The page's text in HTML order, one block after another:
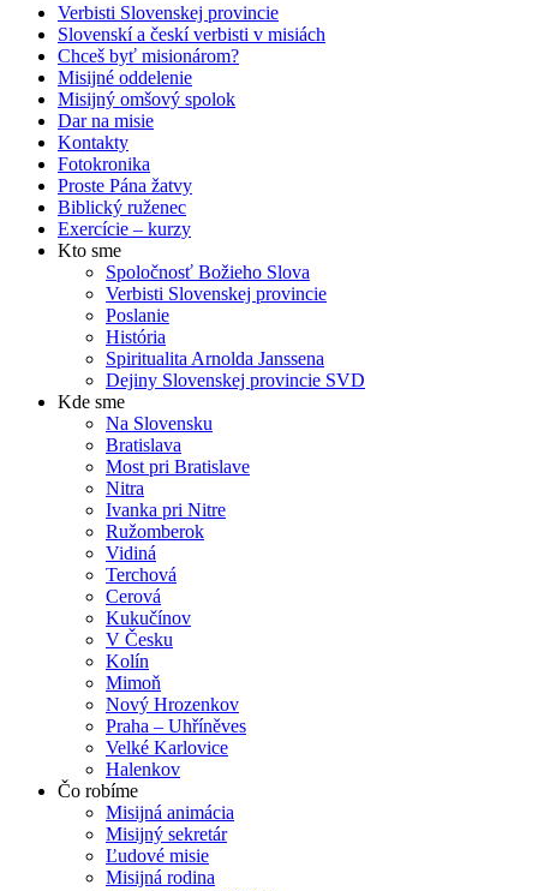
Verbisti Slovenskej provincie
Slovenskí a českí verbisti v misiách
Chceš byť misionárom?
Misijné oddelenie
Misijný omšový spolok
Dar na misie
Kontakty
Fotokronika
Proste Pána žatvy
Biblický ruženec
Exercície – kurzy
Kto sme
Spoločnosť Božieho Slova
Verbisti Slovenskej provincie
Poslanie
História
Spiritualita Arnolda Janssena
Dejiny Slovenskej provincie SVD
Kde sme
Na Slovensku
Bratislava
Most pri Bratislave
Nitra
Ivanka pri Nitre
Ružomberok
Vidiná
Terchová
Cerová
Kukučínov
V Česku
Kolín
Mimoň
Nový Hrozenkov
Praha – Uhříněves
Velké Karlovice
Halenkov
Čo robíme
Misijná animácia
Misijný sekretár
Ľudové misie
Misijná rodina